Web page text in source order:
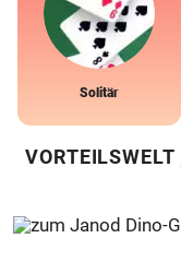
Solitär